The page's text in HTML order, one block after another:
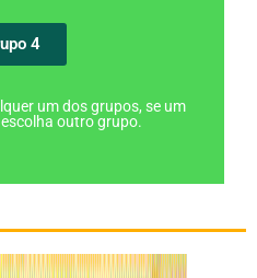
4
um dos grupos, se um
outro grupo.